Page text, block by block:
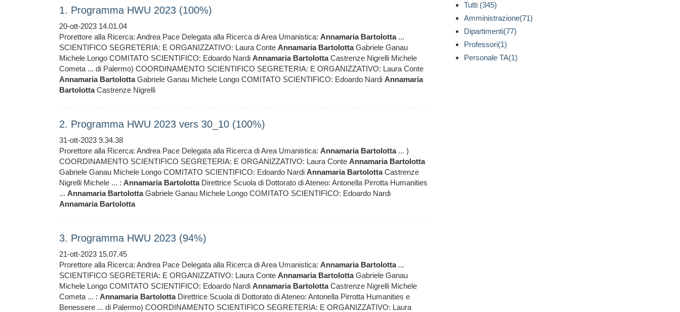
1. Programma HWU 2023 (100%)
20-ott-2023 14.01.04
Prorettore alla Ricerca: Andrea Pace Delegata alla Ricerca di Area Umanistica: Annamaria Bartolotta...
SCIENTIFICO SEGRETERIA: E ORGANIZZATIVO: Laura Conte Annamaria BartolottaGabriele Ganau
Michele Longo COMITATO SCIENTIFICO: Edoardo Nardi Annamaria BartolottaCastrenze Nigrelli Michele
Cometa ... di Palermo) COORDINAMENTO SCIENTIFICO SEGRETERIA: E ORGANIZZATIVO: Laura Conte
Annamaria BartolottaGabriele Ganau Michele Longo COMITATO SCIENTIFICO: Edoardo Nardi Annamaria
BartolottaCastrenze Nigrelli
2. Programma HWU 2023 vers 30_10 (100%)
31-ott-2023 9.34.38
Prorettore alla Ricerca: Andrea Pace Delegata alla Ricerca di Area Umanistica: Annamaria Bartolotta... )
COORDINAMENTO SCIENTIFICO SEGRETERIA: E ORGANIZZATIVO: Laura Conte Annamaria Bartolotta
Gabriele Ganau Michele Longo COMITATO SCIENTIFICO: Edoardo Nardi Annamaria BartolottaCastrenze
Nigrelli Michele ... : Annamaria BartolottaDirettrice Scuola di Dottorato di Ateneo: Antonella Pirrotta Humanities
... Annamaria BartolottaGabriele Ganau Michele Longo COMITATO SCIENTIFICO: Edoardo Nardi
Annamaria Bartolotta
3. Programma HWU 2023 (94%)
21-ott-2023 15.07.45
Prorettore alla Ricerca: Andrea Pace Delegata alla Ricerca di Area Umanistica: Annamaria Bartolotta...
SCIENTIFICO SEGRETERIA: E ORGANIZZATIVO: Laura Conte Annamaria BartolottaGabriele Ganau
Michele Longo COMITATO SCIENTIFICO: Edoardo Nardi Annamaria BartolottaCastrenze Nigrelli Michele
Cometa ... : Annamaria BartolottaDirettrice Scuola di Dottorato di Ateneo: Antonella Pirrotta Humanities e
Benessere ... di Palermo) COORDINAMENTO SCIENTIFICO SEGRETERIA: E ORGANIZZATIVO: Laura
Tutti (345)
Amministrazione(71)
Dipartimenti(77)
Professori(1)
Personale TA(1)